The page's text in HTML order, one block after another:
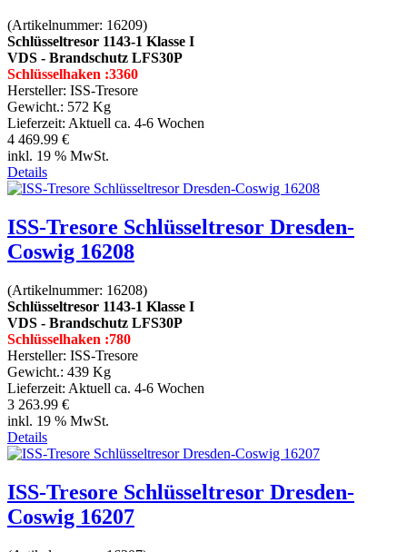
(Artikelnummer: 16209)
Schlüsseltresor 1143-1 Klasse I
VDS - Brandschutz LFS30P
Schlüsselhaken :3360
Hersteller: ISS-Tresore
Gewicht.: 572 Kg
Lieferzeit: Aktuell ca. 4-6 Wochen
4 469.99 €
inkl. 19 % MwSt.
Details
ISS-Tresore Schlüsseltresor Dresden-
Coswig 16208
(Artikelnummer: 16208)
Schlüsseltresor 1143-1 Klasse I
VDS - Brandschutz LFS30P
Schlüsselhaken :780
Hersteller: ISS-Tresore
Gewicht.: 439 Kg
Lieferzeit: Aktuell ca. 4-6 Wochen
3 263.99 €
inkl. 19 % MwSt.
Details
ISS-Tresore Schlüsseltresor Dresden-
Coswig 16207